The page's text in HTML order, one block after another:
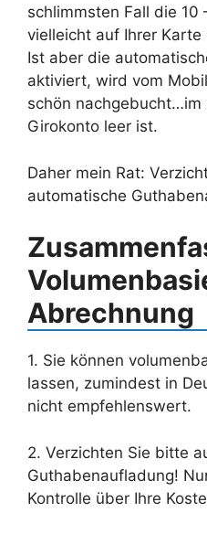
schlimmsten Fall die 10
vielleicht auf Ihrer Karte
Ist aber die
aktiviert, wird vom
schön nachgebucht…im
Girokonto leer ist.
Daher mein Rat:
automatische
Abrechnung
1. Sie können
lassen, zumindest in
nicht empfehlenswert.
2. Verzichten Sie bitte
Guthabenaufladung!
Kontrolle über Ihre